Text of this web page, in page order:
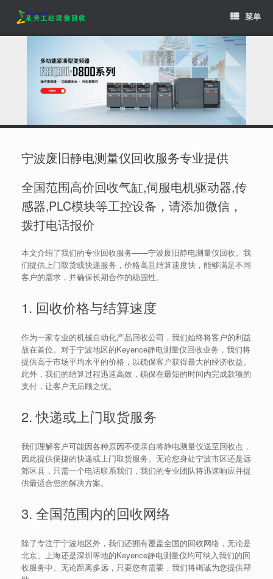
content
菜单
宁波废旧静电测量仪回收服务专业提供
全国范围高价回收气缸,伺服电机驱动器,传
感器,PLC模块等工控设备，请添加微信，
拨打电话报价
本文介绍了我们的专业回收服务——宁波废旧静电测量仪回收。我
们提供上门取货或快递服务，价格高且结算速度快，能够满足不同
客户的需求，并确保长期合作的稳固性。
1. 回收价格与结算速度
作为一家专业的机械自动化产品回收公司，我们始终将客户的利益
放在首位。对于宁波地区的Keyence静电测量仪回收业务，我们将
提供高于市场平均水平的价格，以确保客户获得最大的经济收益。
此外，我们的结算过程迅速高效，确保在最短的时间内完成款项的
支付，让客户无后顾之忧。
2. 快递或上门取货服务
我们理解客户可能因各种原因不便亲自将静电测量仪送至回收点，
因此提供便捷的快递或上门取货服务。无论您身处宁波市区还是远
郊区县，只需一个电话联系我们，我们的专业团队将迅速响应并提
供最适合您的解决方案。
3. 全国范围内的回收网络
除了专注于宁波地区外，我们还拥有覆盖全国的回收网络，无论是
北京、上海还是深圳等地的Keyence静电测量仪均可纳入我们的回
收服务中。无论距离多远，只要您有需要，我们将竭诚为您提供帮